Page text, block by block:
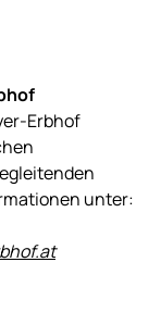
Erbhof
unter: